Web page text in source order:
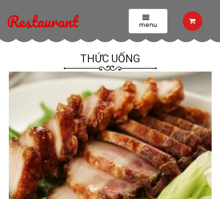
Restaurant menu
Thức uống
THỨC UỐNG